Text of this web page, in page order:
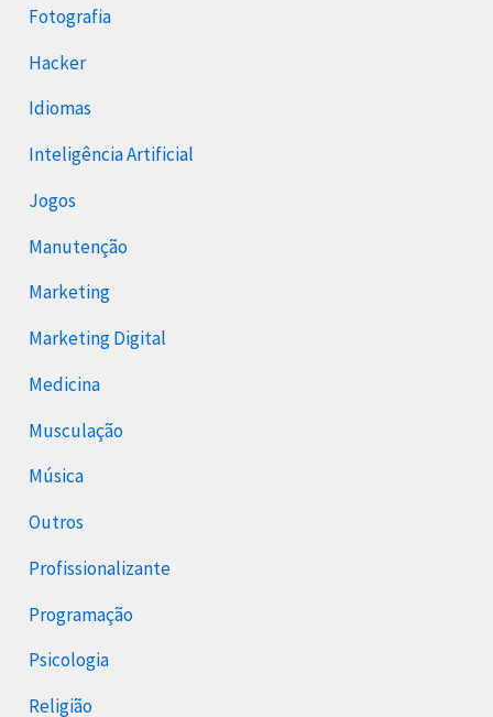
Fotografia
Hacker
Idiomas
Inteligência Artificial
Jogos
Manutenção
Marketing
Marketing Digital
Medicina
Musculação
Música
Outros
Profissionalizante
Programação
Psicologia
Religião